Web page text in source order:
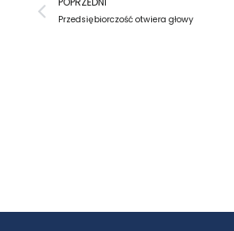
Przedsiębiorczość otwiera głowy